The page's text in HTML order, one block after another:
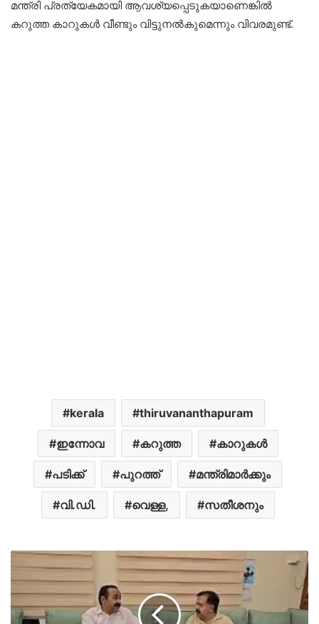
മന്ത്രി പ്രത്യേകമായി ആവശ്യപ്പെടുകയാണെങ്കിൽ
കറുത്ത കാറുകൾ വീണ്ടും വിട്ടുനൽകുമെന്നും വിവരമുണ്ട്.
kerala thiruvananthapuram
ഇന്നോവ കറുത്ത കാറുകൾ
പടിക്ക് പുറത്ത് മന്ത്രിമാർക്കും
വി.ഡി. വെള്ള, സതീശനും